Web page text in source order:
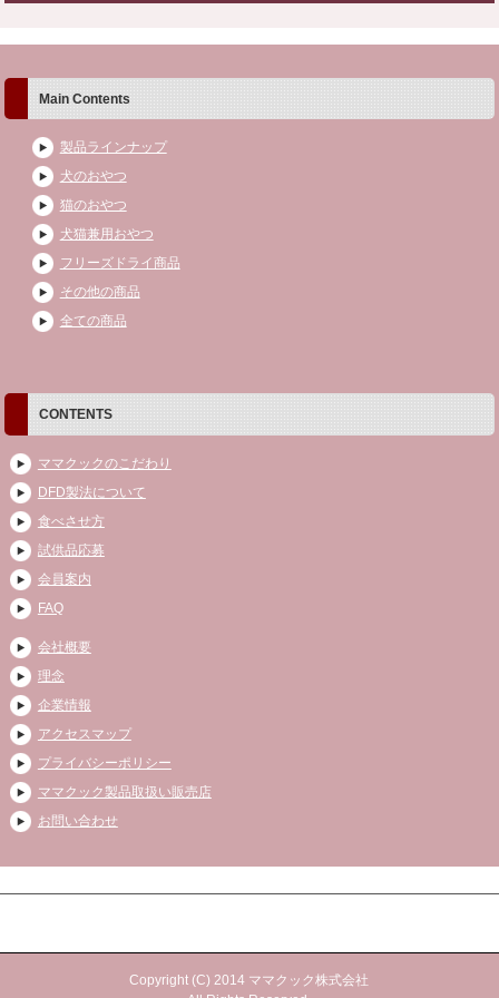
Main Contents
製品ラインナップ
犬のおやつ
猫のおやつ
犬猫兼用おやつ
フリーズドライ商品
その他の商品
全ての商品
CONTENTS
ママクックのこだわり
DFD製法について
食べさせ方
試供品応募
会員案内
FAQ
会社概要
理念
企業情報
アクセスマップ
プライバシーポリシー
ママクック製品取扱い販売店
お問い合わせ
Copyright (C) 2014 ママクック株式会社